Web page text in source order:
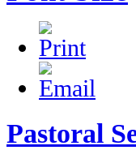
Pastoral